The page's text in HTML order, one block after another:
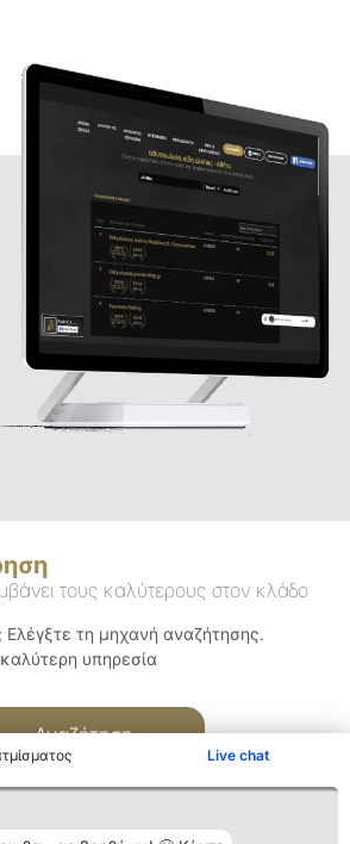
Live chat
τους καλύτερους στον κλάδο
Ελέγξτε τη μηχανή αναζήτησης.
υπηρεσία
Αναζήτηση